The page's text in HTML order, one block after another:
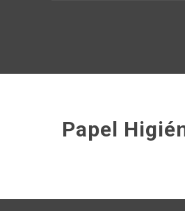
Papel